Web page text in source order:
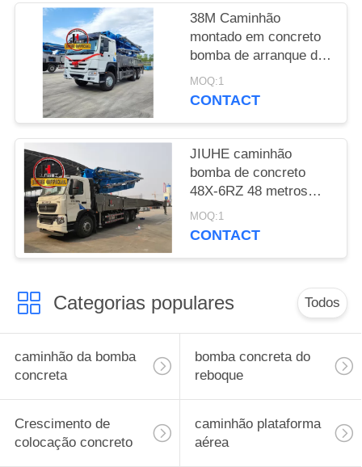
38M Caminhão
montado em concreto
bomba de arranque de
máquinas de concreto
hidráulico Caminhão de
MOQ:1
CONTACT
JIUHE caminhão
bomba de concreto
48X-6RZ 48 metros
bomba de concreto
caminhão bomba de
MOQ:1
CONTACT
Categorias populares Todos
caminhão da bomba
concreta
bomba concreta do
reboque
Crescimento de
colocação concreto
caminhão plataforma
aérea